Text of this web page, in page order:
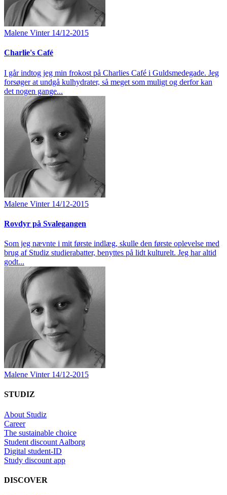
Malene Vinter 14/12-2015
Charlie's Café
I går indtog jeg min frokost på Charlies Café i Guldsmedegade. Jeg
forsøger at undgå kulhydrater, så meget som muligt og derfor kan
det nogen gange...
Malene Vinter 14/12-2015
Rovdyr på Svalegangen
Som jeg nævnte i mit første indlæg, skulle den første oplevelse med
brug af Studiz studierabatter, benyttes på lidt kulturelt. Jeg har altid
godt...
Malene Vinter 14/12-2015
STUDIZ
About Studiz
Career
The sustainable choice
Student discount Aalborg
Digital student-ID
Study discount app
DISCOVER